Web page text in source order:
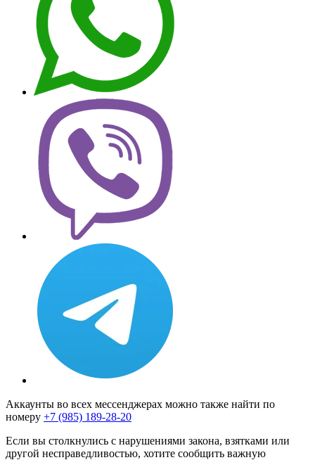
Аккаунты во всех мессенджерах можно также найти по
номеру +7 (985) 189-28-20
Если вы столкнулись с нарушениями закона, взятками или
другой несправедливостью, хотите сообщить важную